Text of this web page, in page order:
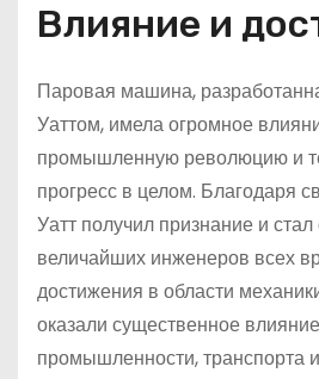
Влияние и
Паровая машина,
Уаттом, имела огромное
промышленную революцию и
прогресс в целом. Благодаря
Уатт получил признание и
величайших инженеров всех
достижения в области
оказали существенное
промышленности, транспорта